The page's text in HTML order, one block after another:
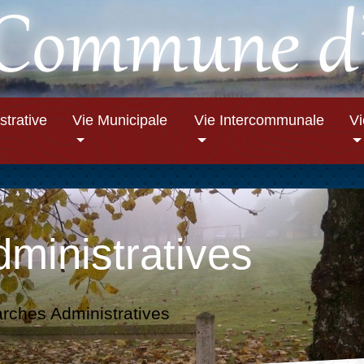
Vie Municipale Vie Intercommunale
Administratives